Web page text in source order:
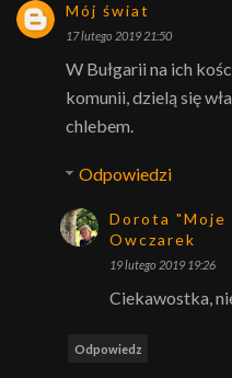
Mój świat
17 lutego 2019 21:50
W Bułgarii na ich
komunii, dzielą się
chlebem.
Odpowiedzi
Dorota "Moje
Owczarek
19 lutego 2019 19:26
Ciekawostka,
Odpowiedz